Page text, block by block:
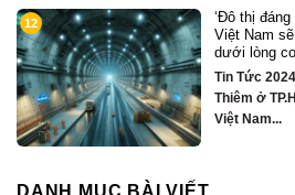
4
thế giới’ ở
đặc biệt
hầm Thủ
miền Trung